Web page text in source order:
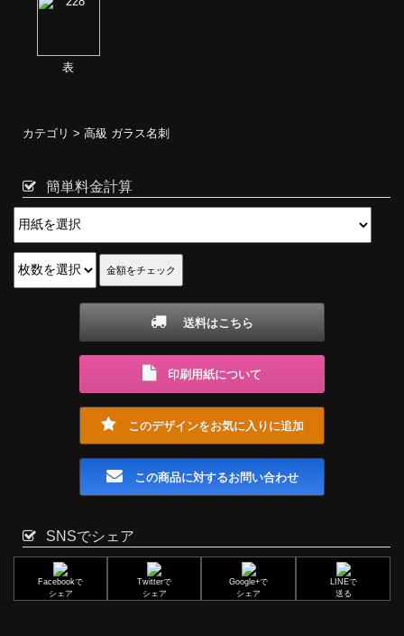
表
カテゴリ > 高級 ガラス名刺
簡単料金計算
送料はこちら
印刷用紙について
このデザインをお気に入りに追加
この商品に対するお問い合わせ
SNSでシェア
Facebookで
シェア
Twitterで
シェア
Google+で
シェア
LINEで
送る